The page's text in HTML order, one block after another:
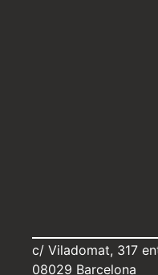
c/ Viladomat, 317
08029 Barcelona